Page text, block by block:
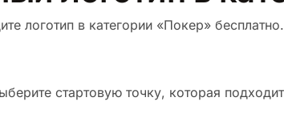
логотип в категории «Покер»
стартовую точку, которая подходит